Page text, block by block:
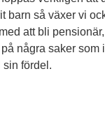
barn så växer vi
att bli
några saker som
sin fördel.